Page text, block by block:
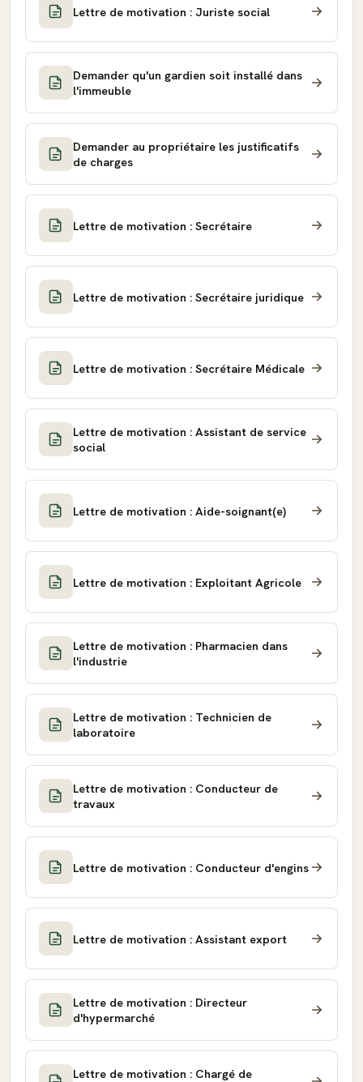
Lettre de motivation : Juriste social
Demander qu'un gardien soit installé dans
l'immeuble
Demander au propriétaire les justificatifs
de charges
Lettre de motivation : Secrétaire
Lettre de motivation : Secrétaire juridique
Lettre de motivation : Secrétaire Médicale
Lettre de motivation : Assistant de service
social
Lettre de motivation : Aide-soignant(e)
Lettre de motivation : Exploitant Agricole
Lettre de motivation : Pharmacien dans
l'industrie
Lettre de motivation : Technicien de
laboratoire
Lettre de motivation : Conducteur de
travaux
Lettre de motivation : Conducteur d'engins
Lettre de motivation : Assistant export
Lettre de motivation : Directeur
d'hypermarché
Lettre de motivation : Chargé de